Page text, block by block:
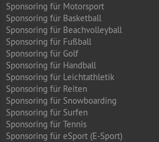
Sponsoring für Motorsport
Sponsoring für Basketball
Sponsoring für Beachvolleyball
Sponsoring für Fußball
Sponsoring für Golf
Sponsoring für Handball
Sponsoring für Leichtathletik
Sponsoring für Reiten
Sponsoring für Snowboarding
Sponsoring für Surfen
Sponsoring für Tennis
Sponsoring für eSport (E-Sport)